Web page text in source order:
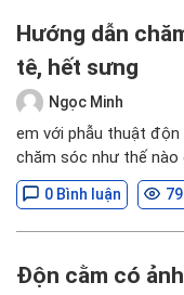
Hướng dẫn
tê, hết sưng
Ngọc Minh
em với phẫu thuật độn
chăm sóc như thế
0 Bình luận
Độn cằm có